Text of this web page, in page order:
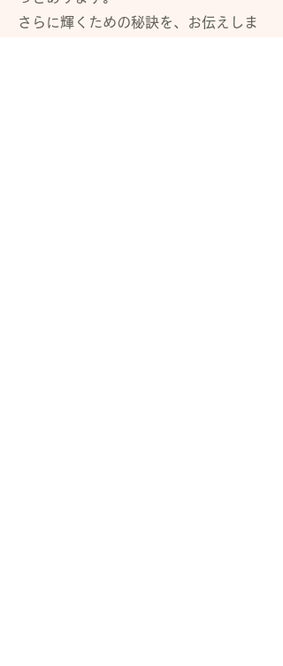
​さらに輝くための秘訣を、お伝えしま